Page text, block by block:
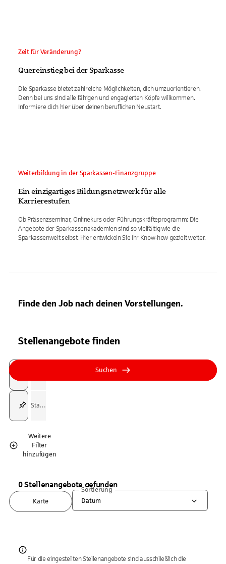
Zeit für Veränderung?
Quereinstieg bei der Sparkasse
Die Sparkasse bietet zahlreiche Möglichkeiten, dich umzuorientieren.
Denn bei uns sind alle fähigen und engagierten Köpfe willkommen.
Informiere dich hier über deinen beruflichen Neustart.
Weiterbildung in der Sparkassen-Finanzgruppe
Ein einzigartiges Bildungsnetzwerk für alle
Karrierestufen
Ob Präsenzseminar, Onlinekurs oder Führungskräfteprogramm: Die
Angebote der Sparkassenakademien sind so vielfältig wie die
Sparkassenwelt selbst. Hier entwickeln Sie Ihr Know-how gezielt weiter.
Finde den Job nach deinen Vorstellungen.
Stellenangebote finden
Suchfeld
Tippen Sie, um nach Themen zu suchen. Verwenden Sie die
Suchfeld
Tippen Sie, um nach Themen zu suchen. Verwenden Sie die
Weitere
Filter
hinzufügen
Suchen
0 Stellenangebote gefunden
Karte
Sortierung
Datum
Für die eingestellten Stellenangebote sind ausschließlich die